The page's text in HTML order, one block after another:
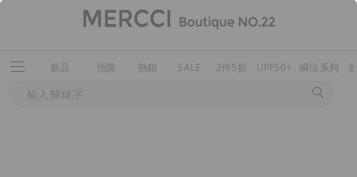
新品 預購 熱銷 SALE 2件5折 UPF50+ 瞬涼系列